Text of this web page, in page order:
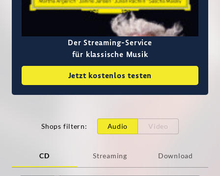
Der Streaming-Service
für klassische Musik
Jetzt kostenlos testen
Shops filtern: Audio Video
CD Streaming Download